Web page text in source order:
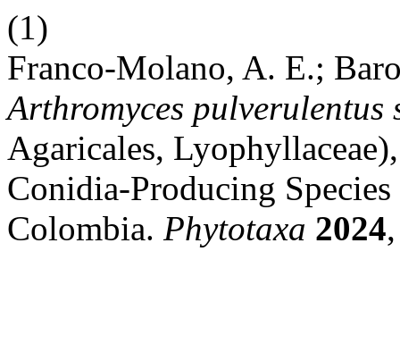
(1)
Franco-Molano, A. E.;
Arthromyces pulverulentus
Agaricales,
Conidia-Producing
Colombia. Phytotaxa 2024